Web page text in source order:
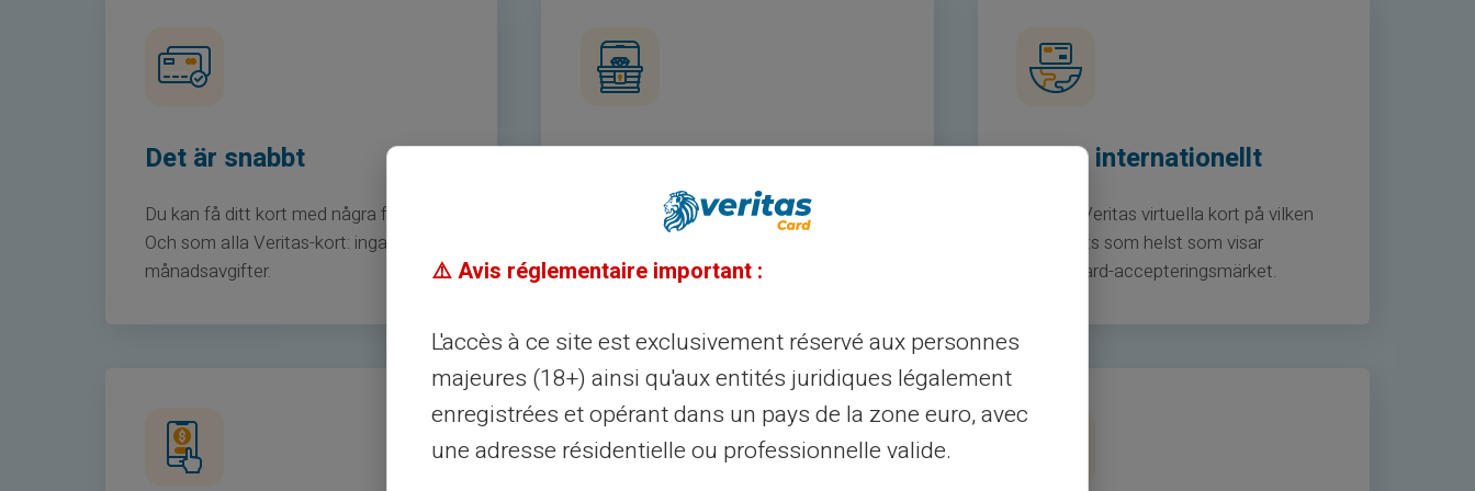
Det är snabbt
Du kan få ditt kort med några få klick.
Och som alla Veritas-kort: inga
månadsavgifter.
Privatliv
Din kortaktivitet är privat. Endast du har
Eftersom ditt privatliv är privat.
Det är internationellt
Använd Veritas virtuella kort på vilken
webbplats som helst som visar
Mastercard-accepteringsmärket.
⚠️ Avis réglementaire important :
L'accès à ce site est exclusivement réservé aux personnes
majeures (18+) ainsi qu'aux entités juridiques légalement
enregistrées et opérant dans un pays de la zone euro, avec
une adresse résidentielle ou professionnelle valide.